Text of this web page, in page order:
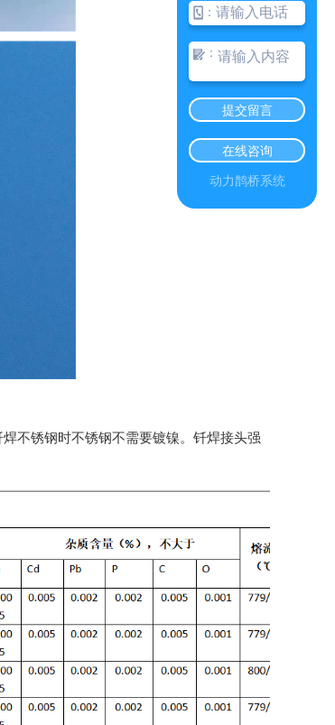
不锈钢时不锈钢不需要镀镍。钎焊接头强
：
：
提交留言
在线咨询
动力鹊桥系统